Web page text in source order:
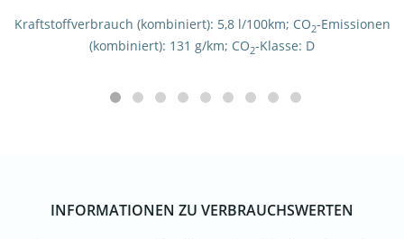
Kraftstoffverbrauch (kombiniert): 5,8 l/100km; CO2-Emissionen
(kombiniert): 131 g/km; CO2-Klasse: D
INFORMATIONEN ZU VERBRAUCHSWERTEN